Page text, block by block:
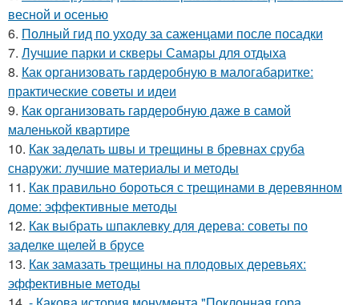
весной и осенью
6. Полный гид по уходу за саженцами после посадки
7. Лучшие парки и скверы Самары для отдыха
8. Как организовать гардеробную в малогабаритке:
практические советы и идеи
9. Как организовать гардеробную даже в самой
маленькой квартире
10. Как заделать швы и трещины в бревнах сруба
снаружи: лучшие материалы и методы
11. Как правильно бороться с трещинами в деревянном
доме: эффективные методы
12. Как выбрать шпаклевку для дерева: советы по
заделке щелей в брусе
13. Как замазать трещины на плодовых деревьях:
эффективные методы